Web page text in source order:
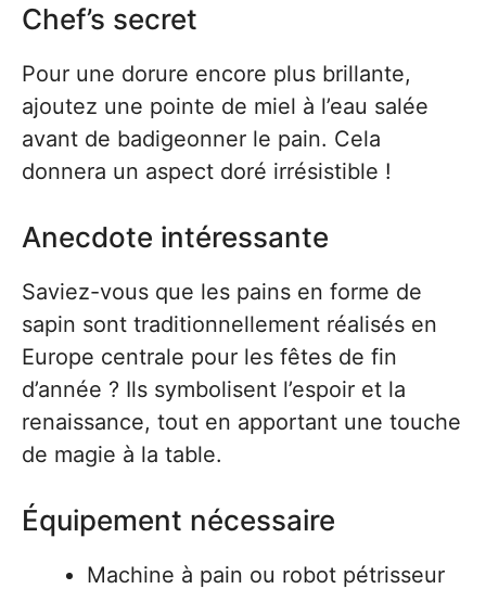
Chef’s secret
Pour une dorure encore plus brillante,
ajoutez une pointe de miel à l’eau salée
avant de badigeonner le pain. Cela
donnera un aspect doré irrésistible !
Anecdote intéressante
Saviez-vous que les pains en forme de
sapin sont traditionnellement réalisés en
Europe centrale pour les fêtes de fin
d’année ? Ils symbolisent l’espoir et la
renaissance, tout en apportant une touche
de magie à la table.
Équipement nécessaire
Machine à pain ou robot pétrisseur